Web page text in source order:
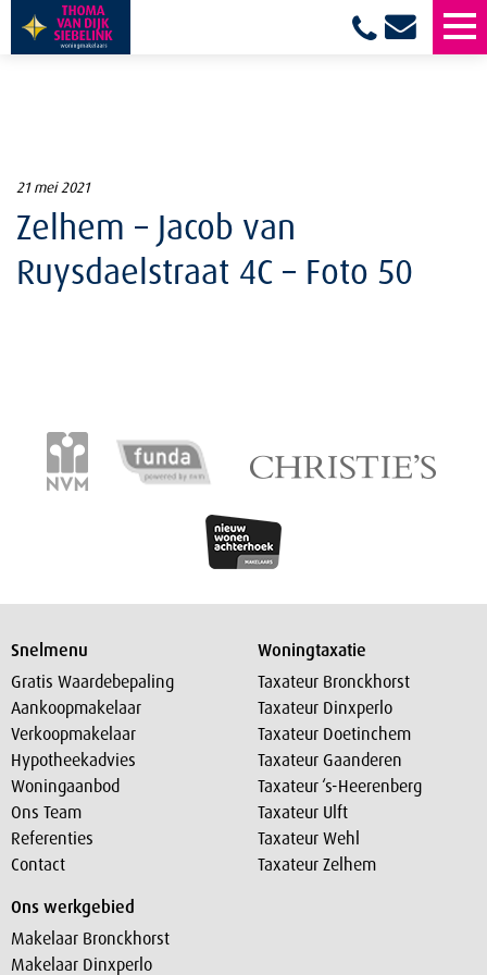
21 mei 2021
Zelhem – Jacob van
Ruysdaelstraat 4C – Foto 50
Snelmenu
Gratis Waardebepaling
Aankoopmakelaar
Verkoopmakelaar
Hypotheekadvies
Woningaanbod
Ons Team
Referenties
Contact
Woningtaxatie
Taxateur Bronckhorst
Taxateur Dinxperlo
Taxateur Doetinchem
Taxateur Gaanderen
Taxateur ‘s-Heerenberg
Taxateur Ulft
Taxateur Wehl
Taxateur Zelhem
Ons werkgebied
Makelaar Bronckhorst
Makelaar Dinxperlo